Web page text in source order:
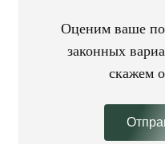
Оценим ваше
законных
скажем